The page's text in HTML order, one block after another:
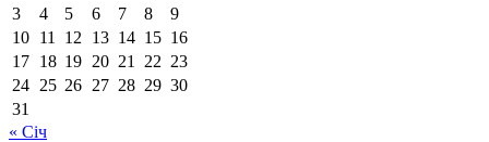
3
4 5 6 7 8
9
10 11 12 13 14 15 16
17 18 19 20 21 22 23
24 25 26 27 28 29 30
31
« Січ